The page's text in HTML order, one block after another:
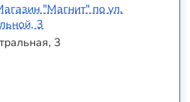
"Магнит" по ул.
3
3